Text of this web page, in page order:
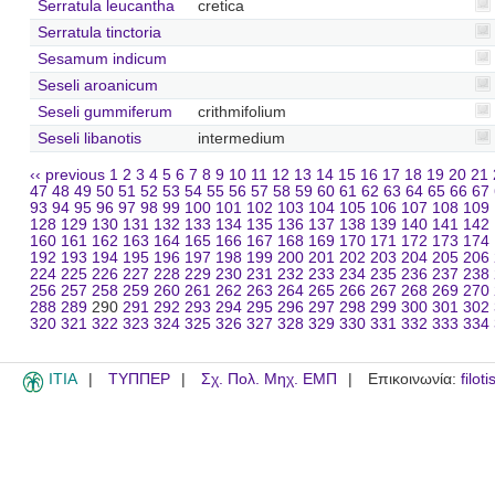
Serratula leucantha
cretica
Serratula tinctoria
Sesamum indicum
Seseli aroanicum
Seseli gummiferum
crithmifolium
Seseli libanotis
intermedium
‹‹ previous 1 2 3 4 5 6 7 8 9 10 11 12 13 14 15 16 17 18 19 20 21
47 48 49 50 51 52 53 54 55 56 57 58 59 60 61 62 63 64 65 66 67
93 94 95 96 97 98 99 100 101 102 103 104 105 106 107 108 109
128 129 130 131 132 133 134 135 136 137 138 139 140 141 142
160 161 162 163 164 165 166 167 168 169 170 171 172 173 174
192 193 194 195 196 197 198 199 200 201 202 203 204 205 206
224 225 226 227 228 229 230 231 232 233 234 235 236 237 238
256 257 258 259 260 261 262 263 264 265 266 267 268 269 270
288 289 290 291 292 293 294 295 296 297 298 299 300 301 302
320 321 322 323 324 325 326 327 328 329 330 331 332 333 334
ITIA ΤΥΠΠΕΡ Σχ. Πολ. Μηχ. ΕΜΠ Επικοινωνία: